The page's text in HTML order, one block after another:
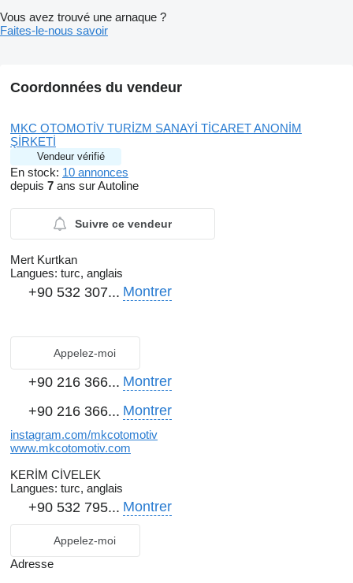
Vous avez trouvé une arnaque ?
Faites-le-nous savoir
Coordonnées du vendeur
MKC OTOMOTİV TURİZM SANAYİ TİCARET ANONİM
ŞİRKETİ
Vendeur vérifié
En stock: 10 annonces
depuis 7 ans sur Autoline
Suivre ce vendeur
Mert Kurtkan
Langues: turc, anglais
+90 532 307... Montrer
Appelez-moi
+90 216 366... Montrer
+90 216 366... Montrer
instagram.com/mkcotomotiv
www.mkcotomotiv.com
KERİM CİVELEK
Langues: turc, anglais
+90 532 795... Montrer
Appelez-moi
Adresse